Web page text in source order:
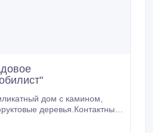
дом с камином,